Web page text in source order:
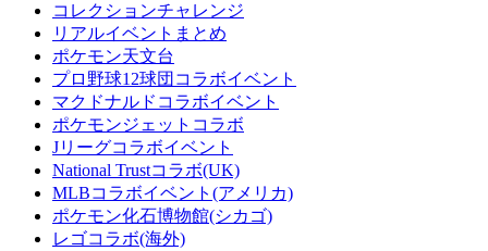
コレクションチャレンジ
リアルイベントまとめ
ポケモン天文台
プロ野球12球団コラボイベント
マクドナルドコラボイベント
ポケモンジェットコラボ
Jリーグコラボイベント
National Trustコラボ(UK)
MLBコラボイベント(アメリカ)
ポケモン化石博物館(シカゴ)
レゴコラボ(海外)